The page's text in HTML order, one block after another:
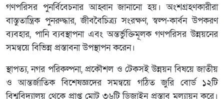
গণপরিসর পুনর্বিবেচনার আহ্বান জানানো হয়। অংশগ্রহণকারীরা
বাস্তুতান্ত্রিক পুনরুদ্ধার, জীববৈচিত্র্য সংরক্ষণ, স্বল্প-কার্বন উপকরণ
ব্যবহার, পানি ব্যবস্থাপনা এবং অন্তর্ভুক্তিমূলক গণপরিসর উন্নয়নের
সমন্বয়ে বিভিন্ন প্রস্তাবনা উপস্থাপন করেন।
স্থাপত্য, নগর পরিকল্পনা, প্রকৌশল ও টেকসই উন্নয়ন বিষয়ে জাতীয়
ও আন্তর্জাতিক বিশেষজ্ঞদের সমন্বয়ে গঠিত জুরি বোর্ড ১২টি
বিশ্ববিদ্যালয় থেকে প্রাপ্ত মোট ৩৬টি ডিজাইন প্রস্তাব মূল্যায়ন করে।